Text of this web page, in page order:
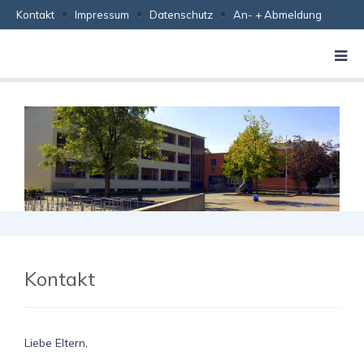
Kontakt Impressum Datenschutz An- + Abmeldung
Kontakt
Liebe Eltern,